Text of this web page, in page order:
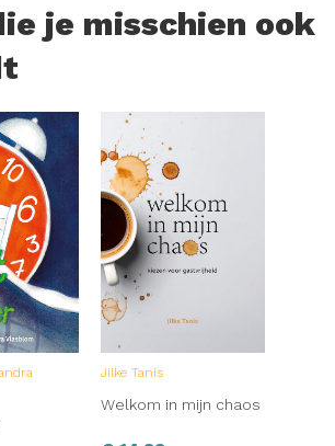
‘De wirwarwezels’, waarin we de
en conflicten van Arti en Bub leerden
Gouden Penseel-winnares Yvonne
in de auto, het bos uit en de wijde
op weg!’ is een heerlijk
voorleesboek – een boek
Jagtenberg dat kan maken.
humor en haar rake illustraties
erin complexe thema’s op een
aan te snijden. ‘De wirwarwezels op
te lezen aan kinderen vanaf 5 jaar.
je misschien ook
Jilke Tanis
Welkom in mijn chaos